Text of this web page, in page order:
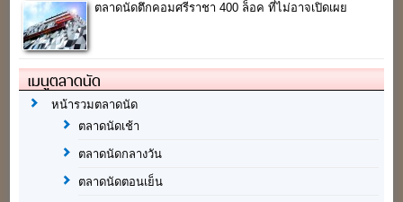
ตลาดนัดตึกคอมศรีราชา 400 ล็อค ที่ไม่อาจเปิดเผย
เมนูตลาดนัด
หน้ารวมตลาดนัด
ตลาดนัดเช้า
ตลาดนัดกลางวัน
ตลาดนัดตอนเย็น